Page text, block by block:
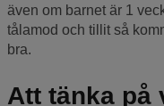
även om barnet är 1
tålamod och tillit så
bra.
Att tänka på